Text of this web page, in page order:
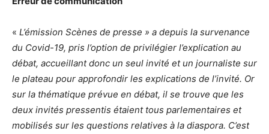
« L’émission Scènes de presse » a depuis la survenance
du Covid-19, pris l’option de privilégier l’explication au
débat, accueillant donc un seul invité et un journaliste sur
le plateau pour approfondir les explications de l’invité. Or
sur la thématique prévue en débat, il se trouve que les
deux invités pressentis étaient tous parlementaires et
mobilisés sur les questions relatives à la diaspora. C’est